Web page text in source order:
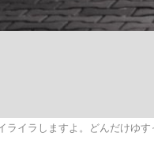
イライラしますよ。どんだけゆ